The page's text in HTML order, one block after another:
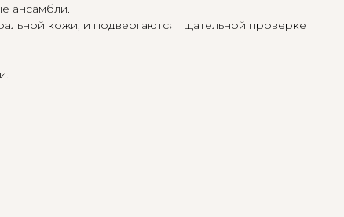
ансамбли.
кожи, и подвергаются тщательной проверке